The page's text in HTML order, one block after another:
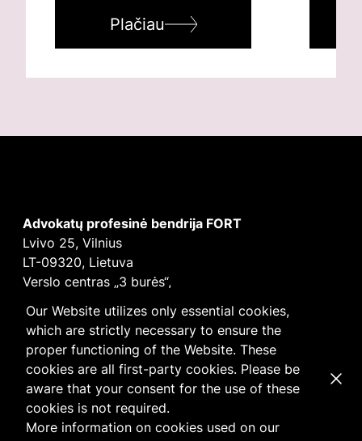
Plačiau
Our Website utilizes only essential cookies,
which are strictly necessary to ensure the
proper functioning of the Website. These
cookies are all first-party cookies. Please be
aware that your consent for the use of these
cookies is not required.
More information on cookies used on our
Advokatų profesinė bendrija FORT
Lvivo 25, Vilnius
LT-09320, Lietuva
Verslo centras „3 burės“,
E-mailvilnius@fortlegal.com
Tel. +370 5 250 6141
Įm. k. 303195010
PVM: LT100008172616
FacebookLinkedIn
Slapukųirprivatumopolitika